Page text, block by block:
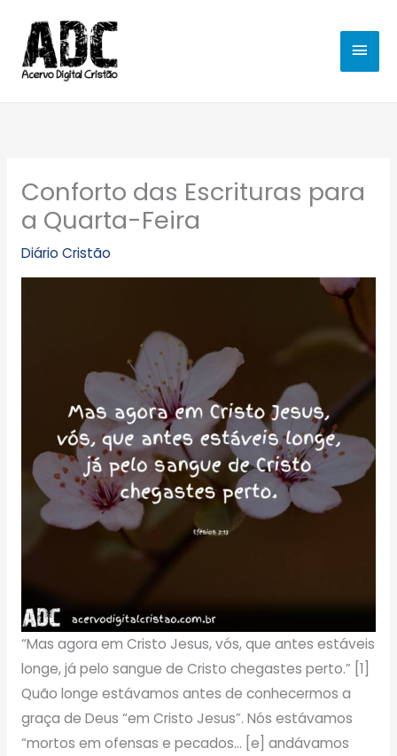
para
conteúdo
Conforto das Escrituras para
a Quarta-Feira
Diário Cristão
“Mas agora em Cristo Jesus, vós, que antes estáveis
longe, já pelo sangue de Cristo chegastes perto.” [1]
Quão longe estávamos antes de conhecermos a
graça de Deus “em Cristo Jesus”. Nós estávamos
“mortos em ofensas e pecados… [e] andávamos